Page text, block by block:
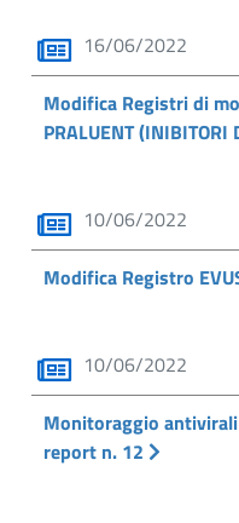
16/06/2022
Modifica Registri di
PRALUENT (INIBITORI
10/06/2022
Modifica Registro
10/06/2022
Monitoraggio
report n. 12